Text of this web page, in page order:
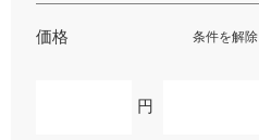
価格 条件を解除
円